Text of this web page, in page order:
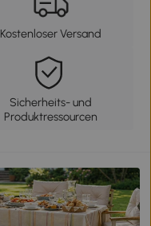
Kostenloser Versand
Sicherheits- und
Produktressourcen